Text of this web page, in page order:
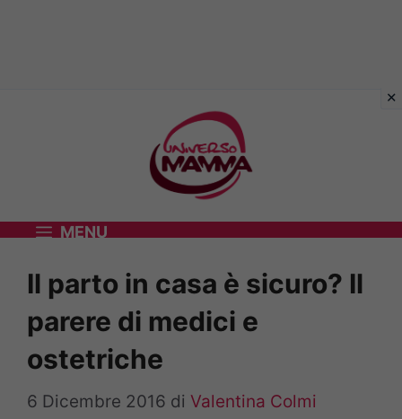
MENU
Il parto in casa è sicuro? Il
parere di medici e
ostetriche
6 Dicembre 2016 di Valentina Colmi